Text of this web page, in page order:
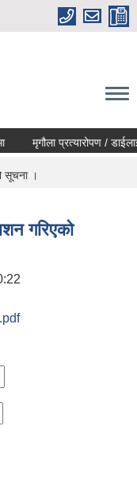
मृगौला प्रत्यारोपण /
सूचना ।
गरिएको